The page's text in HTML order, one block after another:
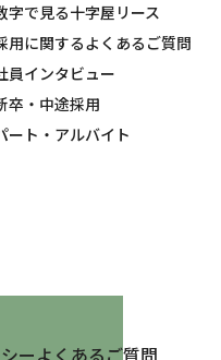
字で見る十字屋リース
用に関するよくあるご質問
員インタビュー
卒・中途採用
ート・アルバイト